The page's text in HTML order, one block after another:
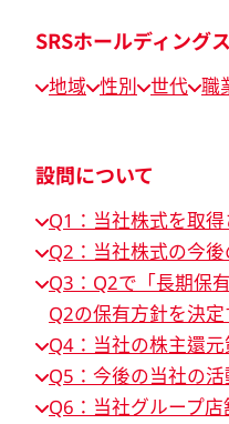
SRSホールディング
地域 性別 世代 職
設問について
Q1：当社株式を取
Q2：当社株式の今
Q3：Q2で「長期保
Q2の保有方針を決
Q4：当社の株主還
Q5：今後の当社の
Q6：当社グループ